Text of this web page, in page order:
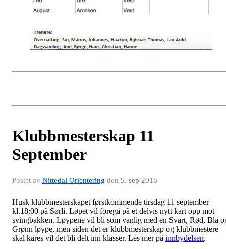
Klubbmesterskap 11
September
Postet av Nittedal Orientering den 5. sep 2018
Husk klubbmesterskapet førstkommende tirsdag 11 september
kl.18:00 på Sørli. Løpet vil foregå på et delvis nytt kart opp mot
svingbakken. Løypene vil bli som vanlig med en Svart, Rød, Blå
Grønn løype, men siden det er klubbmesterskap og klubbmestere
skal kåres vil det bli delt inn klasser. Les mer på innbydelsen.